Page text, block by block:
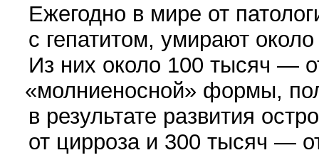
Ежегодно в мире от
с гепатитом, умирают
Из них около 100 тысяч —
«молниеносной» формы,
в результате развития
от цирроза и 300 тысяч —